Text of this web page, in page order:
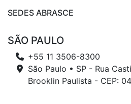
SEDES ABRASCE
SÃO PAULO
+55 11 3506-8300
São Paulo • SP - Rua
Brooklin Paulista - CEP: